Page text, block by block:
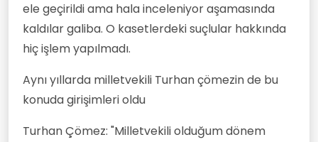
ele geçirildi ama hala inceleniyor aşamasında
kaldılar galiba. O kasetlerdeki suçlular hakkında
hiç işlem yapılmadı.
Aynı yıllarda milletvekili Turhan çömezin de bu
konuda girişimleri oldu
Turhan Çömez: "Milletvekili olduğum dönem